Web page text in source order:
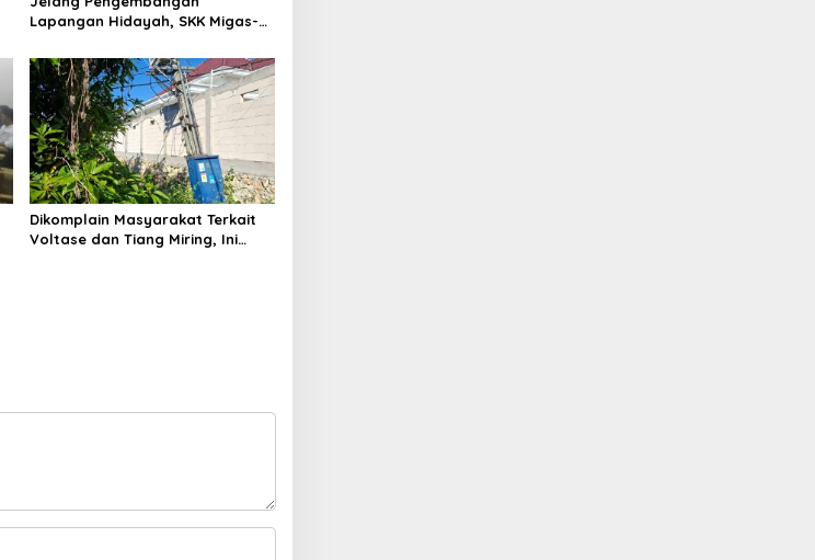
Lapangan Hidayah, SKK Migas-
Sinergi dengan Nelayan
Sampang
Dikomplain Masyarakat Terkait
Voltase dan Tiang Miring, Ini